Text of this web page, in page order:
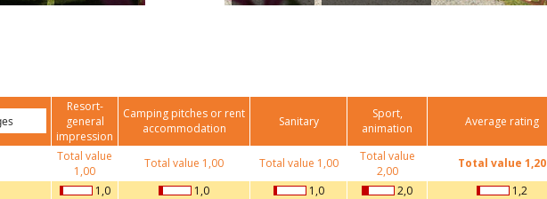
Resort-
general
impression
Camping pitches or rent
accommodation
Sanitary
Sport,
animation
Average rating
Total value
1,00
Total value 1,00 Total value 1,00
Total value
2,00
Total value 1,20
1,0 1,0 1,0 2,0 1,2